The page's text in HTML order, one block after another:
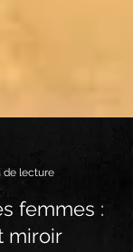
de lecture
femmes :